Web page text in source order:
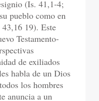
(Is. 41,1-4;
pueblo como en
19). Este
Testamento-
de exiliados
habla de un Dios
los hombres
anuncia a un